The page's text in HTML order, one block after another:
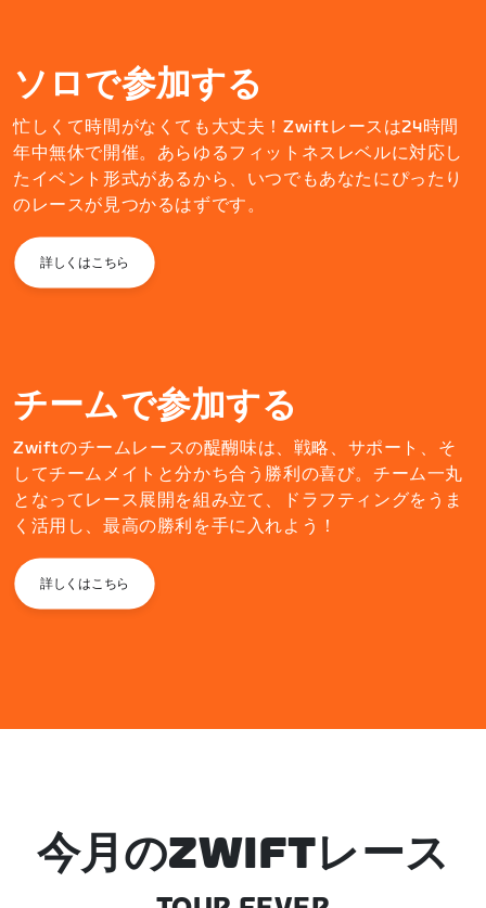
ソロで参加する
忙しくて時間がなくても大丈夫！Zwiftレースは24時間
年中無休で開催。あらゆるフィットネスレベルに対応し
たイベント形式があるから、いつでもあなたにぴったり
のレースが見つかるはずです。
詳しくはこちら
チームで参加する
Zwiftのチームレースの醍醐味は、戦略、サポート、そ
してチームメイトと分かち合う勝利の喜び。チーム一丸
となってレース展開を組み立て、ドラフティングをうま
く活用し、最高の勝利を手に入れよう！
詳しくはこちら
今月のZWIFTレース